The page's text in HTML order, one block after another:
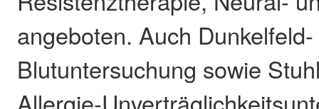
angeboten. Auch
Blutuntersuchung sowie